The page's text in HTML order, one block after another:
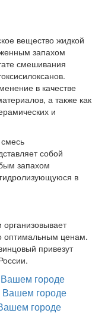
вещество жидкой
запахом
смешивания
в качестве
а также как
и
собой
запахом
в
оптимальным ценам.
привезут